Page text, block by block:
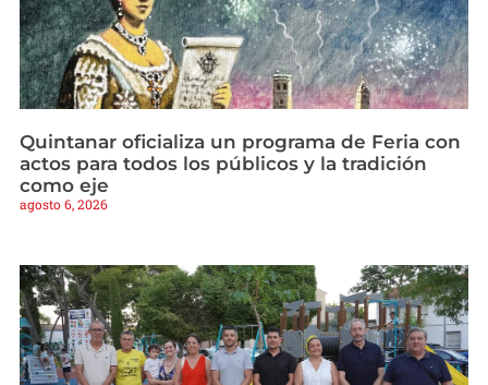
Quintanar oficializa un programa de Feria con
actos para todos los públicos y la tradición
como eje
agosto 6, 2026